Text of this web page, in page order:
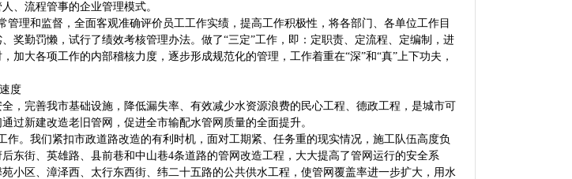
、流程管事的企业管理模式。
理和监督，全面客观准确评价员工工作实绩，提高工作积极性，将各部门、各单位工作目
奖勤罚懒，试行了绩效考核管理办法。做了“三定”工作，即：定职责、定流程、定编制，进
加大各项工作的内部稽核力度，逐步形成规范化的管理，工作着重在“深”和“真”上下功夫，
度
完善我市基础设施，降低漏失率、有效减少水资源浪费的民心工程、德政工程，是城市可
过新建改造老旧管网，促进全市输配水管网质量的全面提升。
。我们紧扣市政道路改造的有利时机，面对工期紧、任务重的现实情况，施工队伍高度负
东街、英雄路、县前巷和中山巷4条道路的管网改造工程，大大提高了管网运行的安全系
小区、漳泽西、太行东西街、纬二十五路的公共供水工程，使管网覆盖率进一步扩大，用水